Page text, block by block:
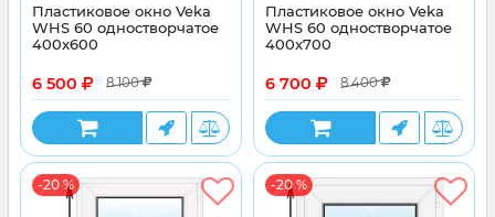
Пластиковое окно Veka
WHS 60 одностворчатое
400x600
6 500 8 100
Пластиковое окно Veka
WHS 60 одностворчатое
400x700
6 700 8 400
-20 % -20 %